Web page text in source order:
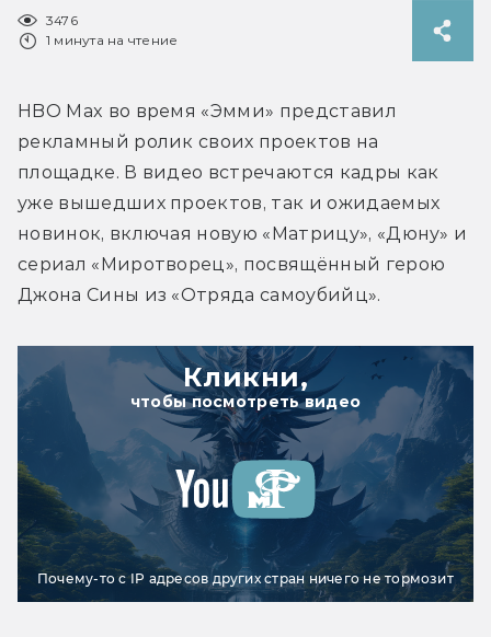
3476
1 минута на чтение
HBO Max во время «Эмми» представил
рекламный ролик своих проектов на
площадке. В видео встречаются кадры как
уже вышедших проектов, так и ожидаемых
новинок, включая новую «Матрицу», «Дюну» и
сериал «Миротворец», посвящённый герою
Джона Сины из «Отряда самоубийц».
Кликни,
чтобы посмотреть видео
Почему-то с IP адресов других стран ничего не тормозит